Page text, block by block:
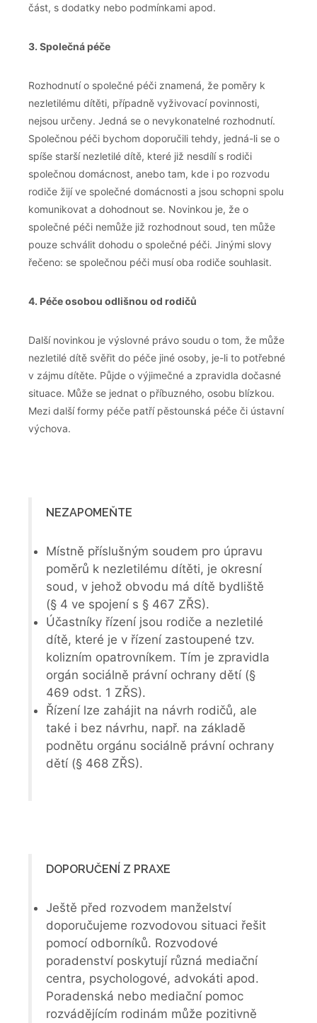
část, s dodatky nebo podmínkami apod.
3. Společná péče
Rozhodnutí o společné péči znamená, že poměry k
nezletilému dítěti, případně vyživovací povinnosti,
nejsou určeny. Jedná se o nevykonatelné rozhodnutí.
Společnou péči bychom doporučili tehdy, jedná-li se o
spíše starší nezletilé dítě, které již nesdílí s rodiči
společnou domácnost, anebo tam, kde i po rozvodu
rodiče žijí ve společné domácnosti a jsou schopni spolu
komunikovat a dohodnout se. Novinkou je, že o
společné péči nemůže již rozhodnout soud, ten může
pouze schválit dohodu o společné péči. Jinými slovy
řečeno: se společnou péči musí oba rodiče souhlasit.
4. Péče osobou odlišnou od rodičů
Další novinkou je výslovné právo soudu o tom, že může
nezletilé dítě svěřit do péče jiné osoby, je-li to potřebné
v zájmu dítěte. Půjde o výjimečné a zpravidla dočasné
situace. Může se jednat o příbuzného, osobu blízkou.
Mezi další formy péče patří pěstounská péče či ústavní
výchova.
NEZAPOMEŇTE
Místně příslušným soudem pro úpravu
poměrů k nezletilému dítěti, je okresní
soud, v jehož obvodu má dítě bydliště
(§ 4 ve spojení s § 467 ZŘS).
Účastníky řízení jsou rodiče a nezletilé
dítě, které je v řízení zastoupené tzv.
kolizním opatrovníkem. Tím je zpravidla
orgán sociálně právní ochrany dětí (§
469 odst. 1 ZŘS).
Řízení lze zahájit na návrh rodičů, ale
také i bez návrhu, např. na základě
podnětu orgánu sociálně právní ochrany
dětí (§ 468 ZŘS).
DOPORUČENÍ Z PRAXE
Ještě před rozvodem manželství
doporučujeme rozvodovou situaci řešit
pomocí odborníků. Rozvodové
poradenství poskytují různá mediační
centra, psychologové, advokáti apod.
Poradenská nebo mediační pomoc
rozvádějícím rodinám může pozitivně